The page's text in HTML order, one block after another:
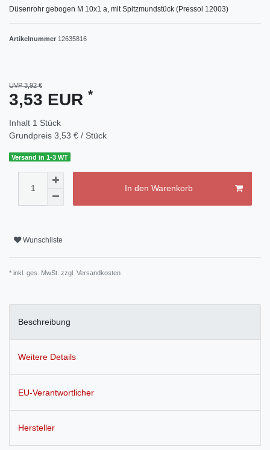
Düsenrohr gebogen M 10x1 a, mit Spitzmundstück (Pressol 12003)
Artikelnummer 12635816
UVP 3,92 €
3,53 EUR *
Inhalt 1 Stück
Grundpreis 3,53 € / Stück
Versand in 1-3 WT
In den Warenkorb
Wunschliste
* inkl. ges. MwSt. zzgl. Versandkosten
Beschreibung
Weitere Details
EU-Verantwortlicher
Hersteller